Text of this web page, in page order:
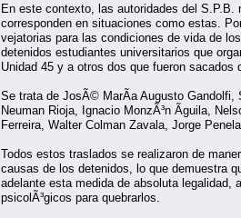
En este contexto, las autoridades del S.P.B.
corresponden en situaciones como estas.
vejatorias para las condiciones de vida de
detenidos estudiantes universitarios que
Unidad 45 y a otros dos que fueron sacados
Se trata de JosÃ© MarÃ­a Augusto Gandolfi,
Neuman Rioja, Ignacio MonzÃ³n Ãguila,
Ferreira, Walter Colman Zavala, Jorge
Todos estos traslados se realizaron de
causas de los detenidos, lo que demuestra
adelante esta medida de absoluta legalidad,
psicolÃ³gicos para quebrarlos.